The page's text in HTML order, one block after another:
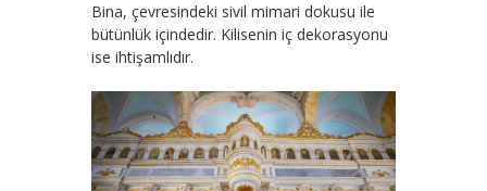
Bina, çevresindeki sivil mimari dokusu ile
bütünlük içindedir. Kilisenin iç dekorasyonu
ise ihtişamlıdır.